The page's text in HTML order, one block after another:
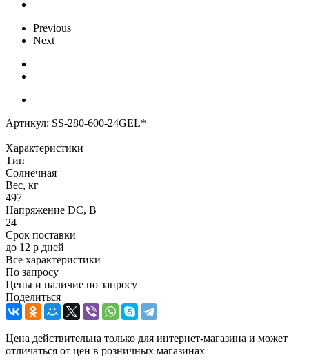
Previous
Next
Артикул: SS-280-600-24GEL*
Характеристики
Тип
Солнечная
Вес, кг
497
Напряжение DC, В
24
Срок поставки
до 12 р дней
Все характеристики
По запросу
Цены и наличие по запросу
Поделиться
Цена действительна только для интернет-магазина и может
отличаться от цен в розничных магазинах